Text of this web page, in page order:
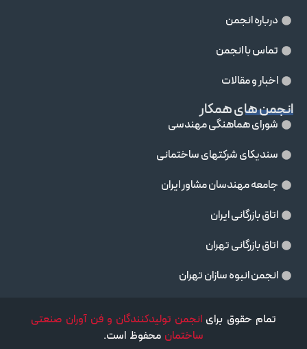
درباره انجمن
تماس با انجمن
اخبار و مقالات
انجمن های همکار
شورای هماهنگی مهندسی
سندیکای شرکتهای ساختمانی
جامعه مهندسان مشاور ايران
اتاق بازرگانی ایران
اتاق بازرگانی تهران
انجمن انبوه سازان تهران
تمام حقوق برای انجمن تولیدکنندگان و فن آوران صنعتی
ساختمان محفوظ است.